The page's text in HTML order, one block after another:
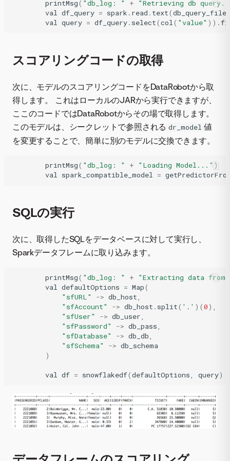
printMsg( "db_log: " +
"Retrieving db
val df_query = spark . read . text(db_query_file
val query = df_query. select(col( "value" )) .
スコアリングコードの取得
次に、モデルのスコアリングコードをDataRobotから取
得します。 これはローカルのJARから実行できますが、
ここのコードではDataRobotからその場で取得します。
このモデルは、シークレットで参照される dr_model 値
を変更することで、簡単に別のモデルに交換できます。
printMsg( "db_log: " + "Loading Model..." )
val spark_compatible_model =
SQLの実行
次に、取得したSQLをデータベースに対して実行し、
Sparkデータフレームに取り込みます。
printMsg( "db_log: " +
"Extracting data from
val defaultOptions = Map(
"sfURL"
-> db_host,
"sfAccount"
-> db_host . split( '.' )(0),
"sfUser"
-> db_user,
"sfPassword"
-> db_pass,
"sfDatabase"
-> db_db,
"sfSchema"
-> db_schema
)
val df = snowflakedf(defaultOptions, query)